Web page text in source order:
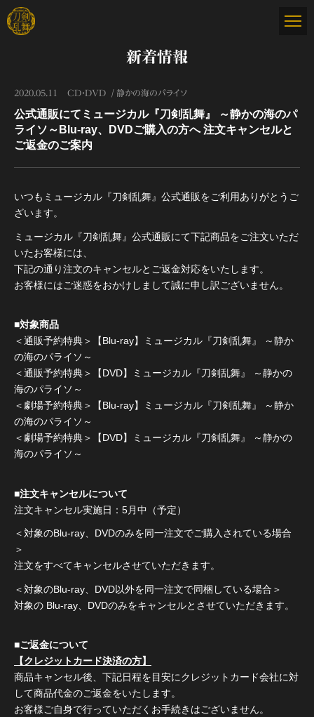
新着情報
2020.05.11 CD・DVD 静かの海のパライソ
公式通販にてミュージカル『刀剣乱舞』 ～静かの海のパ
ライソ～Blu-ray、DVDご購入の方へ 注文キャンセルと
ご返金のご案内
いつもミュージカル『刀剣乱舞』公式通販をご利用ありがとうご
ざいます。
ミュージカル『刀剣乱舞』公式通販にて下記商品をご注文いただ
いたお客様には、
下記の通り注文のキャンセルとご返金対応をいたします。
お客様にはご迷惑をおかけしまして誠に申し訳ございません。
■対象商品
＜通販予約特典＞【Blu-ray】ミュージカル『刀剣乱舞』 ～静か
の海のパライソ～
＜通販予約特典＞【DVD】ミュージカル『刀剣乱舞』 ～静かの
海のパライソ～
＜劇場予約特典＞【Blu-ray】ミュージカル『刀剣乱舞』 ～静か
の海のパライソ～
＜劇場予約特典＞【DVD】ミュージカル『刀剣乱舞』 ～静かの
海のパライソ～
■注文キャンセルについて
注文キャンセル実施日：5月中（予定）
＜対象のBlu-ray、DVDのみを同一注文でご購入されている場合
＞
注文をすべてキャンセルさせていただきます。
＜対象のBlu-ray、DVD以外を同一注文で同梱している場合＞
対象の Blu-ray、DVDのみをキャンセルとさせていただきます。
■ご返金について
【クレジットカード決済の方】
商品キャンセル後、下記日程を目安にクレジットカード会社に対
して商品代金のご返金をいたします。
お客様ご自身で行っていただくお手続きはございません。